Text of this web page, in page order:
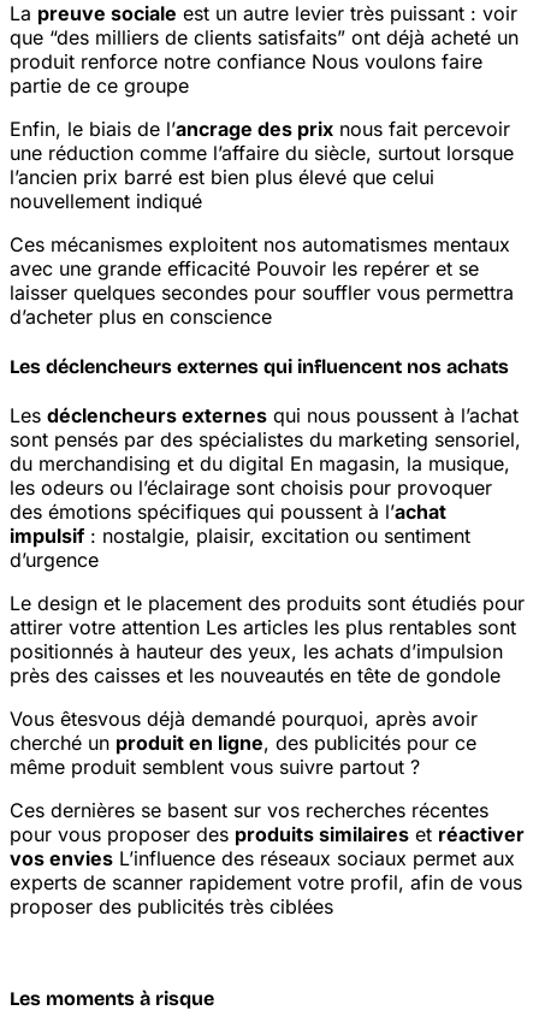
La preuve sociale est un autre levier très puissant : voir
que “des milliers de clients satisfaits” ont déjà acheté un
produit renforce notre confiance Nous voulons faire
partie de ce groupe
Enfin, le biais de l’ancrage des prix nous fait percevoir
une réduction comme l’affaire du siècle, surtout lorsque
l’ancien prix barré est bien plus élevé que celui
nouvellement indiqué
Ces mécanismes exploitent nos automatismes mentaux
avec une grande efficacité Pouvoir les repérer et se
laisser quelques secondes pour souffler vous permettra
d’acheter plus en conscience
Les déclencheurs externes qui influencent nos achats
Les déclencheurs externes qui nous poussent à l’achat
sont pensés par des spécialistes du marketing sensoriel,
du merchandising et du digital En magasin, la musique,
les odeurs ou l’éclairage sont choisis pour provoquer
des émotions spécifiques qui poussent à l’achat
impulsif: nostalgie, plaisir, excitation ou sentiment
d’urgence
Le design et le placement des produits sont étudiés pour
attirer votre attention Les articles les plus rentables sont
positionnés à hauteur des yeux, les achats d’impulsion
près des caisses et les nouveautés en tête de gondole
Vous êtesvous déjà demandé pourquoi, après avoir
cherché un produit en ligne, des publicités pour ce
même produit semblent vous suivre partout ?
Ces dernières se basent sur vos recherches récentes
pour vous proposer des produits similaires et réactiver
vos envies L’influence des réseaux sociaux permet aux
experts de scanner rapidement votre profil, afin de vous
proposer des publicités très ciblées
Les moments à risque